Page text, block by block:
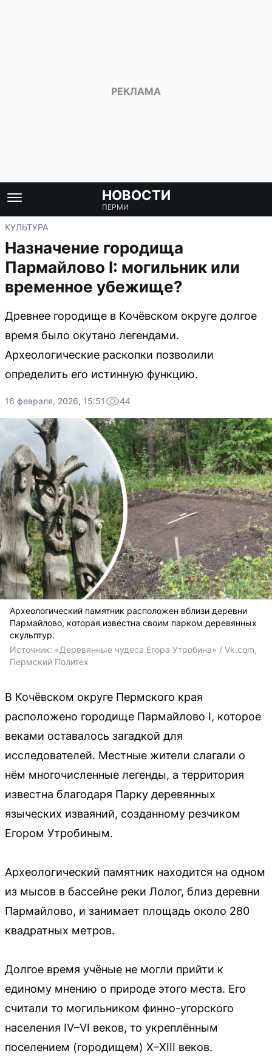
НОВОСТИ
ПЕРМИ
КУЛЬТУРА
Назначение городища
Пармайлово I: могильник или
временное убежище?
Древнее городище в Кочёвском округе долгое
время было окутано легендами.
Археологические раскопки позволили
определить его истинную функцию.
16 февраля, 2026, 15:51 44
Археологический памятник расположен вблизи деревни
Пармайлово, которая известна своим парком деревянных
скульптур.
Источник: «Деревянные чудеса Егора Утробина» / Vk.com,
Пермский Политех
В Кочёвском округе Пермского края
расположено городище Пармайлово I, которое
веками оставалось загадкой для
исследователей. Местные жители слагали о
нём многочисленные легенды, а территория
известна благодаря Парку деревянных
языческих изваяний, созданному резчиком
Егором Утробиным.
Археологический памятник находится на одном
из мысов в бассейне реки Лолог, близ деревни
Пармайлово, и занимает площадь около 280
квадратных метров.
Долгое время учёные не могли прийти к
единому мнению о природе этого места. Его
считали то могильником финно-угорского
населения IV–VI веков, то укреплённым
поселением (городищем) X–XIII веков.